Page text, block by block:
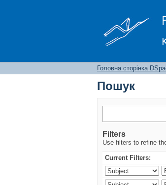
Головна сторінка
Пошук
Filters
Use filters to refine
Current Filters: